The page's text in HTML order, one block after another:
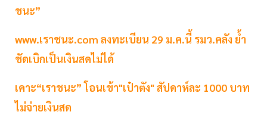
ชนะ”
www.เราชนะ.com ลงทะเบียน 29 ม.ค.นี้ รมว.คลัง ย้ำ
ชัดเบิกเป็นเงินสดไม่ได้
เคาะ“เราชนะ” โอนเข้า"เป๋าตัง" สัปดาห์ละ 1000 บาท
ไม่จ่ายเงินสด